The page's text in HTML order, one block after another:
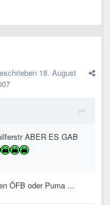
18. August
ABER ES GAB
ÖFB oder Puma ...